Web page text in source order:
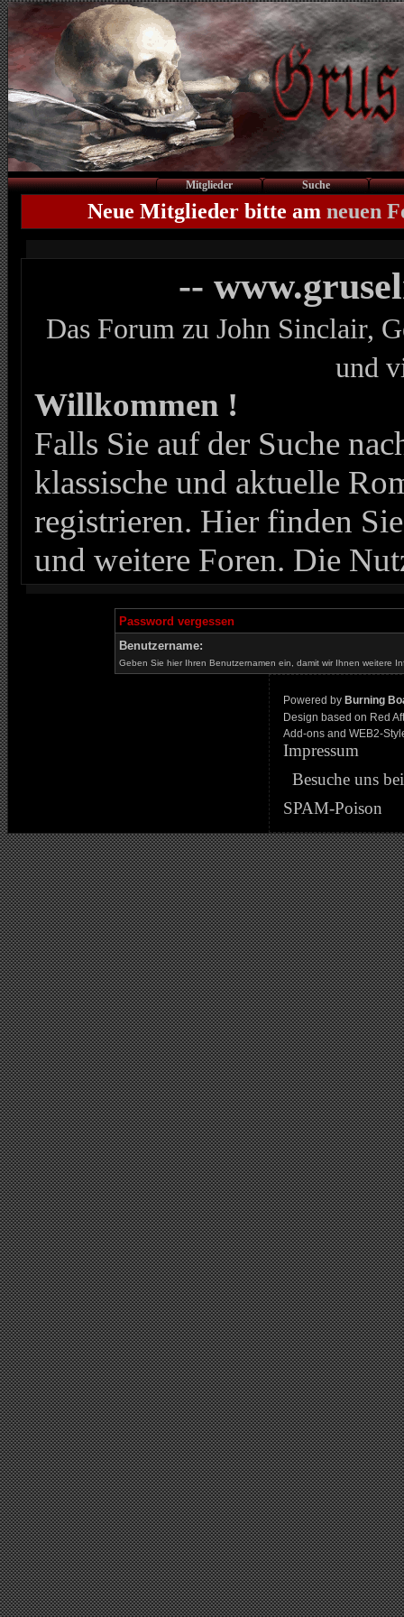
Mitglieder Suche
Neue Mitglieder bitte am neuen
--
Das Forum zu John Sinclair,
und
Willkommen !
Falls Sie auf der Suche
klassische und aktuelle
registrieren. Hier finden
und weitere Foren. Die
Password vergessen
Benutzername:
Geben Sie hier Ihren Benutzernamen ein, damit wir Ihnen weitere
Powered by Burning
Design based on Red
Add-ons and WEB2-
Impressum
Besuche uns
SPAM-Poison